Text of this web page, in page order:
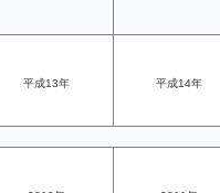
平成13年 平成14年